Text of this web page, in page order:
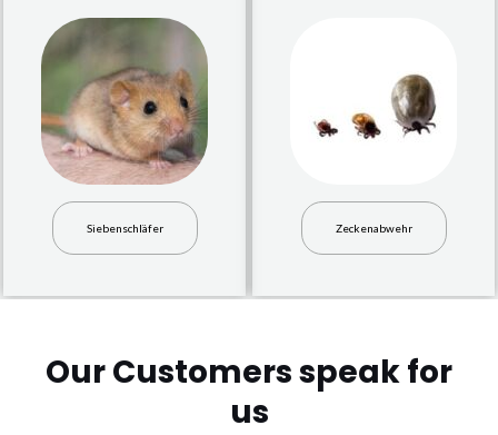
Siebenschläfer Zeckenabwehr
Our Customers speak for
us